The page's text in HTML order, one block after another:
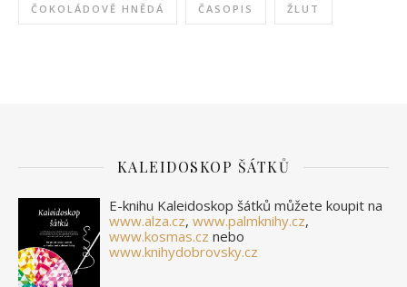
ČOKOLÁDOVĚ HNĚDÁ ČASOPIS ŽLUT
KALEIDOSKOP ŠÁTKŮ
E-knihu Kaleidoskop šátků můžete koupit na
www.alza.cz, www.palmknihy.cz,
www.kosmas.cz nebo
www.knihydobrovsky.cz